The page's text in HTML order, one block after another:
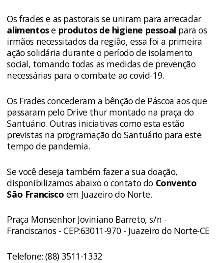
Os frades e as pastorais se uniram para arrecadar
alimentose produtos de higiene pessoal para os
irmãos necessitados da região, essa foi a primeira
ação solidária durante o período de isolamento
social, tomando todas as medidas de prevenção
necessárias para o combate ao covid-19.
Os Frades concederam a bênção de Páscoa aos que
passaram pelo Drive thur montado na praça do
Santuário. Outras iniciativas como esta estão
previstas na programação do Santuário para este
tempo de pandemia.
Se você deseja também fazer a sua doação,
disponibilizamos abaixo o contato do Convento
São Francisco em Juazeiro do Norte.
Praça Monsenhor Joviniano Barreto, s/n -
Franciscanos - CEP:63011-970 - Juazeiro do Norte-CE
Telefone: (88) 3511-1332